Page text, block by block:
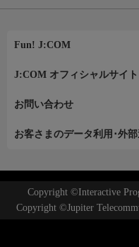
Fun! J:COM
J:COM オフィシャルサイト
お問い合わせ
お客さまのデータ利用･外
Copyright ©Interactive
Copyright ©Jupiter